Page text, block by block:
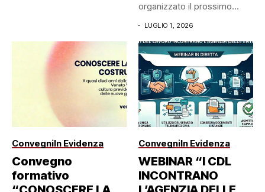
organizzato il prossimo
LUGLIO 1, 2026
ConvegniIn Evidenza
Convegno
formativo
ConvegniIn Evidenza
WEBINAR “I CDL
INCONTRANO